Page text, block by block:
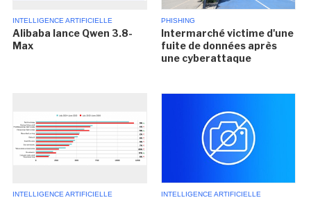
INTELLIGENCE ARTIFICIELLE
Alibaba lance Qwen 3.8-
Max
PHISHING
Intermarché victime d'une
fuite de données après
une cyberattaque
INTELLIGENCE ARTIFICIELLE INTELLIGENCE ARTIFICIELLE